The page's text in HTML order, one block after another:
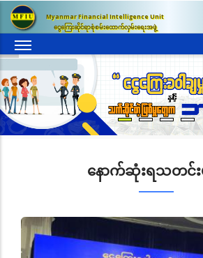
အဓိက
အကြောင်းအရာ
သွား
မည်
Myanmar Financial Intelligence Unit
ငွေကြေးဆိုင်ရာစုံစမ်းထောက်လှမ်းရေးအဖွဲ့
နောက်ဆုံးရသတင်းမ